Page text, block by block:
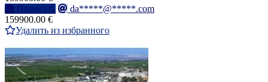
Написать
da*****@*****.com
159900.00 €
Удалить из избранного